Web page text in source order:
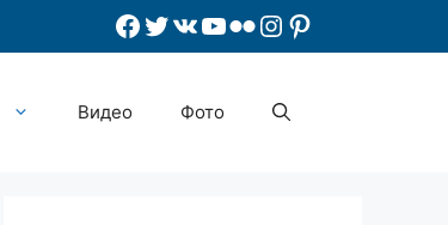
Facebook
Twitter
ВКонтакте
YouTube
Flickr
Instagram
Pinterest
Видео Фото